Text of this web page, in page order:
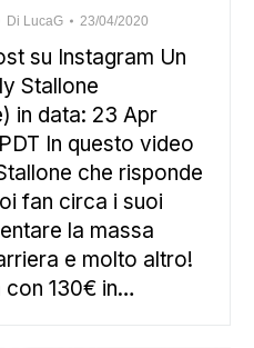
Di LucaG 23/04/2020
su Instagram Un
Stallone
in data: 23 Apr
In questo video
che risponde
fan circa i suoi
la massa
e molto altro!
con 130€ in…